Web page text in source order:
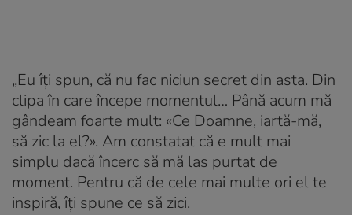
„Eu îți spun, că nu fac niciun secret din asta. Din
clipa în care începe momentul… Până acum mă
gândeam foarte mult: «Ce Doamne, iartă-mă,
să zic la el?». Am constatat că e mult mai
simplu dacă încerc să mă las purtat de
moment. Pentru că de cele mai multe ori el te
inspiră, îți spune ce să zici.